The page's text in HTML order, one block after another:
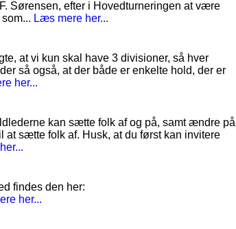
Sørensen, efter i Hovedturneringen at være
Læs mere her...
at vi kun skal have 3 divisioner, så hver
så også, at der både er enkelte hold, der er
her...
kan sætte folk af og på, samt ændre på
sætte folk af. Husk, at du først kan invitere
findes den her:
her...